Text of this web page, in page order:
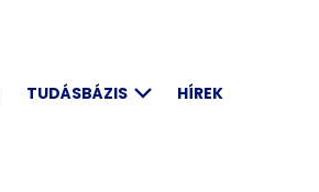
TUDÁSBÁZIS HÍREK